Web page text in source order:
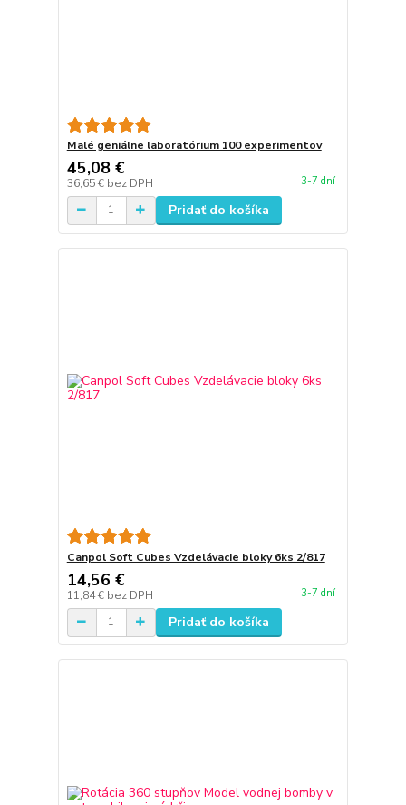
Malé geniálne laboratórium 100 experimentov
45,08 €
36,65 € bez DPH 3-7 dní
Pridať do košíka
Canpol Soft Cubes Vzdelávacie bloky 6ks 2/817
14,56 €
11,84 € bez DPH 3-7 dní
Pridať do košíka